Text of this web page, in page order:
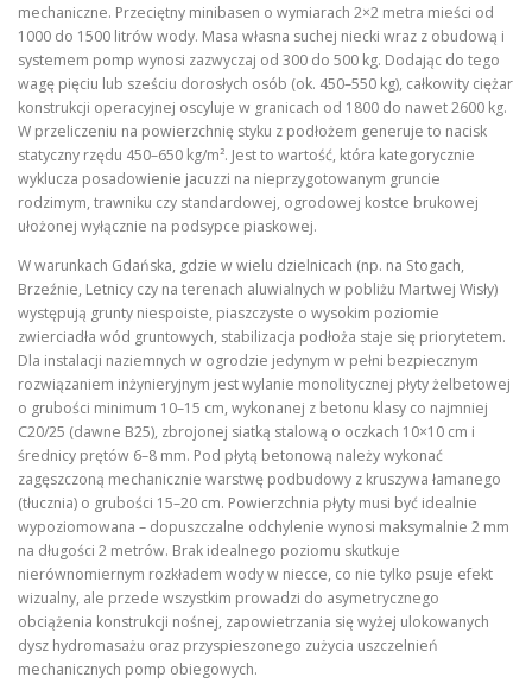
mechaniczne. Przeciętny minibasen o wymiarach 2×2 metra mieści od
1000 do 1500 litrów wody. Masa własna suchej niecki wraz z obudową i
systemem pomp wynosi zazwyczaj od 300 do 500 kg. Dodając do tego
wagę pięciu lub sześciu dorosłych osób (ok. 450–550 kg), całkowity ciężar
konstrukcji operacyjnej oscyluje w granicach od 1800 do nawet 2600 kg.
W przeliczeniu na powierzchnię styku z podłożem generuje to nacisk
statyczny rzędu 450–650 kg/m². Jest to wartość, która kategorycznie
wyklucza posadowienie jacuzzi na nieprzygotowanym gruncie
rodzimym, trawniku czy standardowej, ogrodowej kostce brukowej
ułożonej wyłącznie na podsypce piaskowej.
W warunkach Gdańska, gdzie w wielu dzielnicach (np. na Stogach,
Brzeźnie, Letnicy czy na terenach aluwialnych w pobliżu Martwej Wisły)
występują grunty niespoiste, piaszczyste o wysokim poziomie
zwierciadła wód gruntowych, stabilizacja podłoża staje się priorytetem.
Dla instalacji naziemnych w ogrodzie jedynym w pełni bezpiecznym
rozwiązaniem inżynieryjnym jest wylanie monolitycznej płyty żelbetowej
o grubości minimum 10–15 cm, wykonanej z betonu klasy co najmniej
C20/25 (dawne B25), zbrojonej siatką stalową o oczkach 10×10 cm i
średnicy prętów 6–8 mm. Pod płytą betonową należy wykonać
zagęszczoną mechanicznie warstwę podbudowy z kruszywa łamanego
(tłucznia) o grubości 15–20 cm. Powierzchnia płyty musi być idealnie
wypoziomowana – dopuszczalne odchylenie wynosi maksymalnie 2 mm
na długości 2 metrów. Brak idealnego poziomu skutkuje
nierównomiernym rozkładem wody w niecce, co nie tylko psuje efekt
wizualny, ale przede wszystkim prowadzi do asymetrycznego
obciążenia konstrukcji nośnej, zapowietrzania się wyżej ulokowanych
dysz hydromasażu oraz przyspieszonego zużycia uszczelnień
mechanicznych pomp obiegowych.